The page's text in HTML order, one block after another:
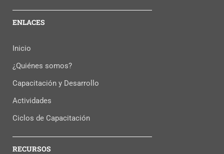
ENLACES
Inicio
¿Quiénes somos?
Capacitación y Desarrollo
Actividades
Ciclos de Capacitación
RECURSOS